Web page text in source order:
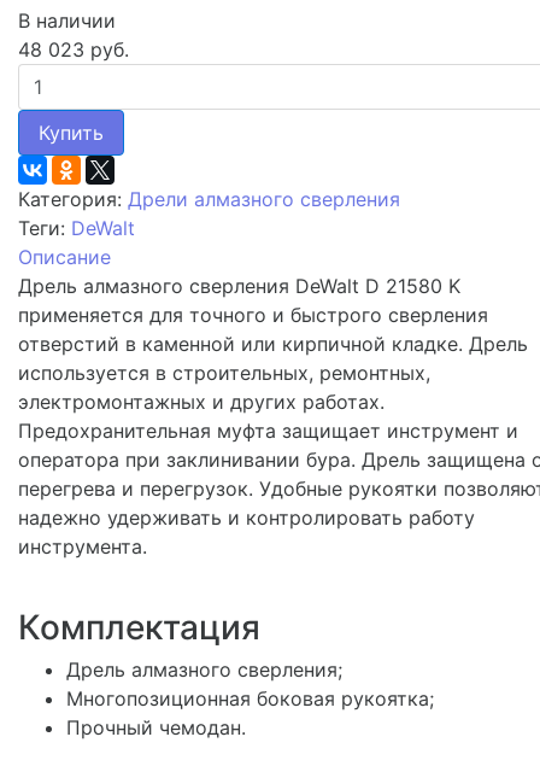
В наличии
48 023 руб.
Купить
Категория: Дрели алмазного сверления
Теги: DeWalt
Описание
Дрель алмазного сверления DeWalt D 21580 K
применяется для точного и быстрого сверления
отверстий в каменной или кирпичной кладке. Дрель
используется в строительных, ремонтных,
электромонтажных и других работах.
Предохранительная муфта защищает инструмент и
оператора при заклинивании бура. Дрель защищена
перегрева и перегрузок. Удобные рукоятки
надежно удерживать и контролировать работу
инструмента.
Комплектация
Дрель алмазного сверления;
Многопозиционная боковая рукоятка;
Прочный чемодан.